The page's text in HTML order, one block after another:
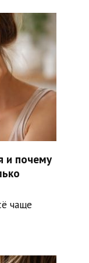
и почему
чаще